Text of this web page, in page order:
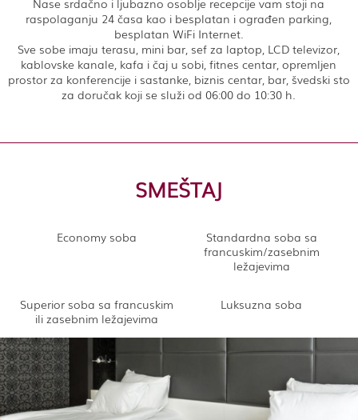
Nase srdačno i ljubazno osoblje recepcije vam stoji na
raspolaganju 24 časa kao i besplatan i ograđen parking,
besplatan WiFi Internet.
Sve sobe imaju terasu, mini bar, sef za laptop, LCD televizor,
kablovske kanale, kafa i čaj u sobi, fitnes centar, opremljen
prostor za konferencije i sastanke, biznis centar, bar, švedski sto
za doručak koji se služi od 06:00 do 10:30 h.
SMEŠTAJ
Economy soba
Standardna soba sa
francuskim/zasebnim
ležajevima
Superior soba sa francuskim
ili zasebnim ležajevima
Luksuzna soba